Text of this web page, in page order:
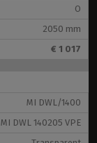
O
2050 mm
€ 1 017
MI DWL/1400
MI DWL 140205 VPE